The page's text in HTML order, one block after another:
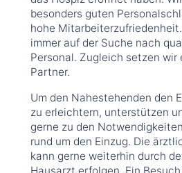
besonders guten
hohe
immer auf der Suche nach
Personal. Zugleich setzen wir
Partner.
Um den Nahestehenden den
zu erleichtern, unterstützen
gerne zu den
rund um den Einzug. Die
kann gerne weiterhin durch